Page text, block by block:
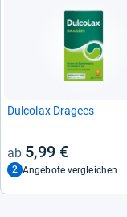
Dul­co­lax Dra­gees
5,99 €
2 Angebote vergleichen